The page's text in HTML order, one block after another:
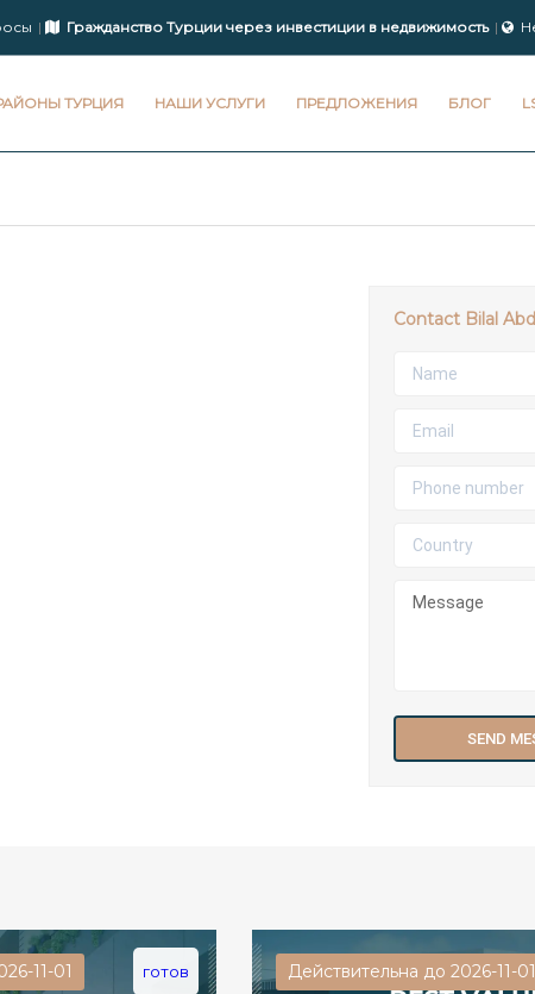
Гражданство Турции через инвестиции в недвижимость
ТУРЦИЯ НАШИ УСЛУГИ ПРЕДЛОЖЕНИЯ БЛОГ
Contact Bilal
11-01 готов Действительна до 2026-11-01